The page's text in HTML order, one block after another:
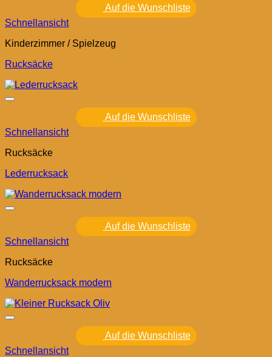
Auf die Wunschliste
Schnellansicht
Kinderzimmer / Spielzeug
Rucksäcke
Auf die Wunschliste
Schnellansicht
Rucksäcke
Lederrucksack
Auf die Wunschliste
Schnellansicht
Rucksäcke
Wanderrucksack modern
Auf die Wunschliste
Schnellansicht